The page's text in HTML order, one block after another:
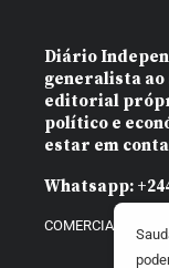
Diário
generalista ao
editorial
político e
estar em
Whatsapp: